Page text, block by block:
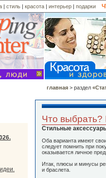
| стиль | красота | интерьер | подарки
главная > раздел
Что
Стильные
Оба варианта имеют
следует помнить при
оказывается личное
Итак, плюсы и минусы
и браслета.